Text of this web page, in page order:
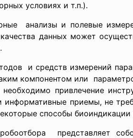
условиях и т.п.).
анализы и полевые
данных может
и средств измерений
компонентом или
необходимо привлечение
информативные приемы, не
способы биоиндикации
представляет